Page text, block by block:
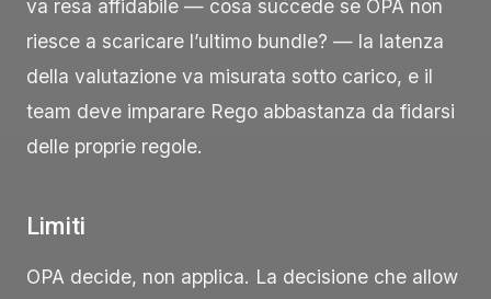
va resa affidabile — cosa succede se OPA non
riesce a scaricare l’ultimo bundle? — la latenza
della valutazione va misurata sotto carico, e il
team deve imparare Rego abbastanza da fidarsi
delle proprie regole.
Limiti
OPA decide, non applica. La decisione che allow